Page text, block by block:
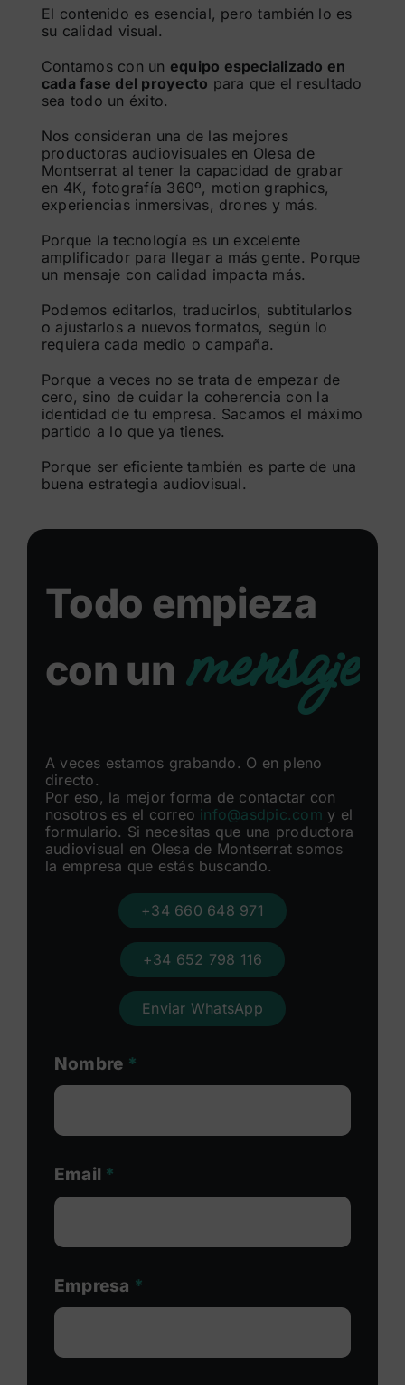
El contenido es esencial, pero también lo es
su calidad visual.
Contamos con un equipo especializado en
cada fase del proyecto para que el resultado
sea todo un éxito.
Nos consideran una de las mejores
productoras audiovisuales en Olesa de
Montserrat al tener la capacidad de grabar
en 4K, fotografía 360º, motion graphics,
experiencias inmersivas, drones y más.
Porque la tecnología es un excelente
amplificador para llegar a más gente. Porque
un mensaje con calidad impacta más.
Podemos editarlos, traducirlos, subtitularlos
o ajustarlos a nuevos formatos, según lo
requiera cada medio o campaña.
Porque a veces no se trata de empezar de
cero, sino de cuidar la coherencia con la
identidad de tu empresa. Sacamos el máximo
partido a lo que ya tienes.
Porque ser eficiente también es parte de una
buena estrategia audiovisual.
Todo empieza
con un mensaje
A veces estamos grabando. O en pleno
directo.
Por eso, la mejor forma de contactar con
nosotros es el correo info@asdpic.com y el
formulario. Si necesitas que una productora
audiovisual en Olesa de Montserrat somos
la empresa que estás buscando.
+34 660 648 971
+34 652 798 116
Enviar WhatsApp
Nombre *
Email *
Empresa *